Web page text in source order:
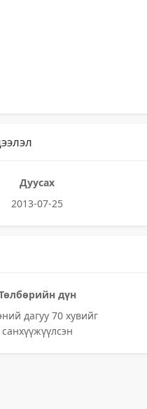
Дуусах
2013-07-25
дүн
дагуу 70 хувийг
санхүүжүүлсэн